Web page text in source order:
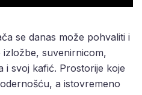
se danas može pohvaliti i
suvenirnicom,
i svoj kafić. Prostorije koje
a istovremeno